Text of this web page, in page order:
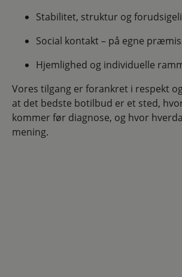
Stabilitet, struktur og
Social kontakt – på egne
Hjemlighed og individuelle
Vores tilgang er forankret i respekt
at det bedste botilbud er et sted,
kommer før diagnose, og hvor
mening.